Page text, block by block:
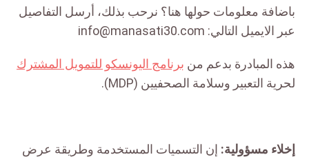
باضافة معلومات حولها هنا؟ نرحب بذلك، أرسل التفاصيل
عبر الايميل التالي: info@manasati30.com
هذه المبادرة بدعم من برنامج اليونسكو للتمويل المشترك
لحریة التعبیر وسلامة الصحفیین (MDP).
إخلاء مسؤولية: إن التسميات المستخدمة وطريقة عرض